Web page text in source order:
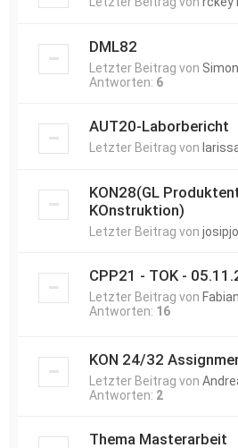
DML82
Letzter Beitrag von
Antworten: 6
AUT20-Laborbericht
Letzter Beitrag von
KON28(GL
KOnstruktion)
Letzter Beitrag von
CPP21 - TOK -
Letzter Beitrag von
Antworten: 16
KON 24/32
Letzter Beitrag von
Antworten: 2
Thema Masterarbeit